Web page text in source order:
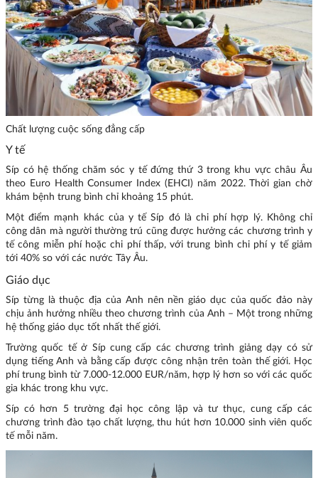
Chất lượng cuộc sống đẳng cấp
Y tế
Síp có hệ thống chăm sóc y tế đứng thứ 3 trong khu vực châu Âu
theo Euro Health Consumer Index (EHCI) năm 2022. Thời gian chờ
khám bệnh trung bình chỉ khoảng 15 phút.
Một điểm mạnh khác của y tế Síp đó là chi phí hợp lý. Không chỉ
công dân mà người thường trú cũng được hưởng các chương trình y
tế công miễn phí hoặc chi phí thấp, với trung bình chi phí y tế giảm
tới 40% so với các nước Tây Âu.
Giáo dục
Síp từng là thuộc địa của Anh nên nền giáo dục của quốc đảo này
chịu ảnh hưởng nhiều theo chương trình của Anh – Một trong những
hệ thống giáo dục tốt nhất thế giới.
Trường quốc tế ở Síp cung cấp các chương trình giảng dạy có sử
dụng tiếng Anh và bằng cấp được công nhận trên toàn thế giới. Học
phí trung bình từ 7.000-12.000 EUR/năm, hợp lý hơn so với các quốc
gia khác trong khu vực.
Síp có hơn 5 trường đại học công lập và tư thục, cung cấp các
chương trình đào tạo chất lượng, thu hút hơn 10.000 sinh viên quốc
tế mỗi năm.